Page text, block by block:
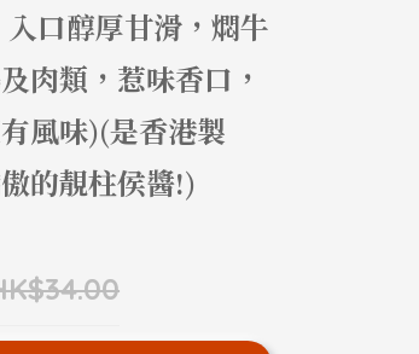
口醇厚甘滑，燜牛
肉類，惹味香口，
風味)(是香港製
的靚柱侯醬!)